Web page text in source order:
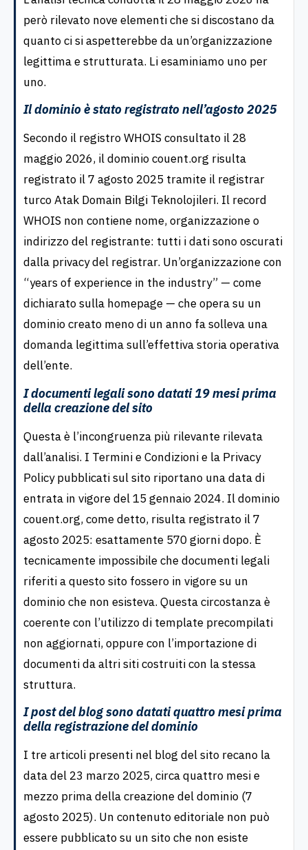
però rilevato nove elementi che si discostano da
quanto ci si aspetterebbe da un’organizzazione
legittima e strutturata. Li esaminiamo uno per
uno.
Il dominio è stato registrato nell’agosto 2025
Secondo il registro WHOIS consultato il 28
maggio 2026, il dominio couent.org risulta
registrato il 7 agosto 2025 tramite il registrar
turco Atak Domain Bilgi Teknolojileri. Il record
WHOIS non contiene nome, organizzazione o
indirizzo del registrante: tutti i dati sono oscurati
dalla privacy del registrar. Un’organizzazione con
“years of experience in the industry” — come
dichiarato sulla homepage — che opera su un
dominio creato meno di un anno fa solleva una
domanda legittima sull’effettiva storia operativa
dell’ente.
I documenti legali sono datati 19 mesi prima
della creazione del sito
Questa è l’incongruenza più rilevante rilevata
dall’analisi. I Termini e Condizioni e la Privacy
Policy pubblicati sul sito riportano una data di
entrata in vigore del 15 gennaio 2024. Il dominio
couent.org, come detto, risulta registrato il 7
agosto 2025: esattamente 570 giorni dopo. È
tecnicamente impossibile che documenti legali
riferiti a questo sito fossero in vigore su un
dominio che non esisteva. Questa circostanza è
coerente con l’utilizzo di template precompilati
non aggiornati, oppure con l’importazione di
documenti da altri siti costruiti con la stessa
struttura.
I post del blog sono datati quattro mesi prima
della registrazione del dominio
I tre articoli presenti nel blog del sito recano la
data del 23 marzo 2025, circa quattro mesi e
mezzo prima della creazione del dominio (7
agosto 2025). Un contenuto editoriale non può
essere pubblicato su un sito che non esiste